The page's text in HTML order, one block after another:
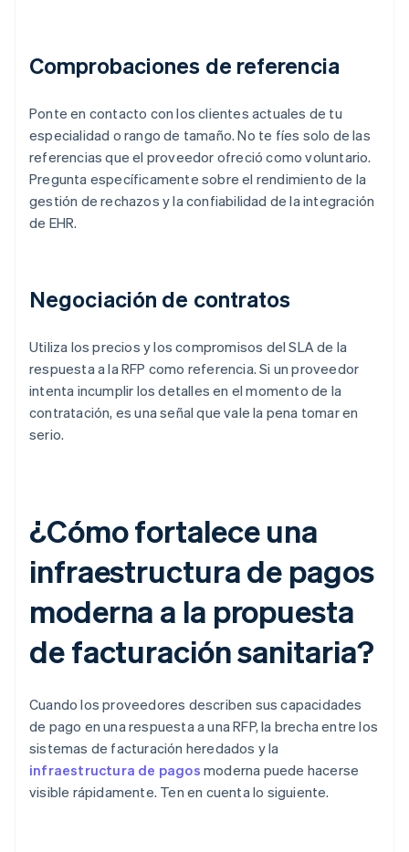
Comprobaciones de referencia
Ponte en contacto con los clientes actuales de tu
especialidad o rango de tamaño. No te fíes solo de las
referencias que el proveedor ofreció como voluntario.
Pregunta específicamente sobre el rendimiento de la
gestión de rechazos y la confiabilidad de la integración
de EHR.
Negociación de contratos
Utiliza los precios y los compromisos del SLA de la
respuesta a la RFP como referencia. Si un proveedor
intenta incumplir los detalles en el momento de la
contratación, es una señal que vale la pena tomar en
serio.
¿Cómo fortalece una
infraestructura de pagos
moderna a la propuesta
de facturación sanitaria?
Cuando los proveedores describen sus capacidades
de pago en una respuesta a una RFP, la brecha entre los
sistemas de facturación heredados y la
infraestructura de pagos moderna puede hacerse
visible rápidamente. Ten en cuenta lo siguiente.